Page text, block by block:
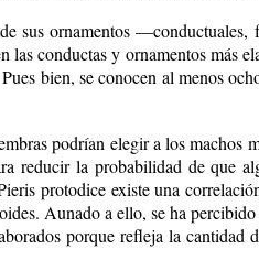
sus or­na­men­tos —con­duc­tua­les,
con­duc­tas y or­na­men­tos más
bien, se co­no­cen al me­nos
po­drían ele­gir a los ma­chos
re­du­cir la pro­ba­bi­li­dad de que
pro­to­di­ce exis­te una
Au­na­do a ello, se ha
por­que re­fle­ja la can­ti­dad